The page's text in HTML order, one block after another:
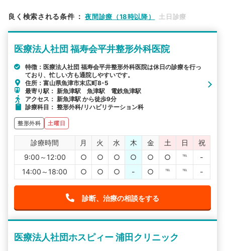
検索する
詳細条件で絞り込む
その他の検索方法
駅から探す
良く検索される条件 ： 夜間診療（18時以降） 土日診療
医療法人社団 福寿会平井整形外科医院
特徴：医療法人社団 福寿会平井整形外科医院は休日の診療を行っ
ており、忙しい方も通院しやすいです。
住所：富山県魚津市末広町8-5
最寄り駅： 新魚津駅 魚津駅 電鉄魚津駅
アクセス： 新魚津駅 から徒歩9分
診療科目： 整形外科/リハビリテーション科
整形外科 土曜日
診療時間 月 火 水 木 金 土 日
祝
9:00～12:00
○ ○ ○ ○ ○ ○ ℡
-
14:00～18:00
○ ○ ○ - ○ ℡ ℡ -
診断、治療の相談をする
医療法人社団ホスピィー 浦田クリニック